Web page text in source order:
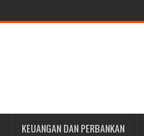
KEUANGAN DAN PERBANKAN